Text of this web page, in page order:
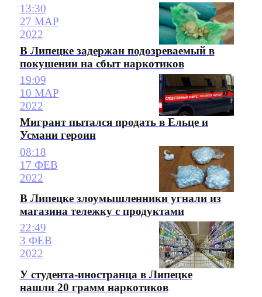
13:30
27 МАР
2022
В Липецке задержан подозреваемый в
покушении на сбыт наркотиков
19:09
10 МАР
2022
Мигрант пытался продать в Ельце и
Усмани героин
08:18
17 ФЕВ
2022
В Липецке злоумышленники угнали из
магазина тележку с продуктами
22:49
3 ФЕВ
2022
У студента-иностранца в Липецке
нашли 20 грамм наркотиков